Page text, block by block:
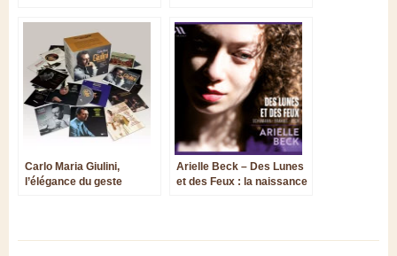
Carlo Maria Giulini,
l’élégance du geste
Arielle Beck – Des Lunes
et des Feux : la naissance